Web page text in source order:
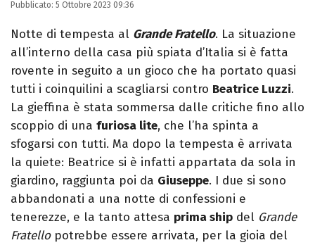
Pixar).
Pubblicato: 5 Ottobre 2023 09:36
Notte di tempesta al Grande Fratello. La situazione
all’interno della casa più spiata d’Italia si è fatta
rovente in seguito a un gioco che ha portato quasi
tutti i coinquilini a scagliarsi contro Beatrice Luzzi.
La gieffina è stata sommersa dalle critiche fino allo
scoppio di una furiosa lite, che l’ha spinta a
sfogarsi con tutti. Ma dopo la tempesta è arrivata
la quiete: Beatrice si è infatti appartata da sola in
giardino, raggiunta poi da Giuseppe. I due si sono
abbandonati a una notte di confessioni e
tenerezze, e la tanto attesa prima ship del Grande
Fratellopotrebbe essere arrivata, per la gioia del